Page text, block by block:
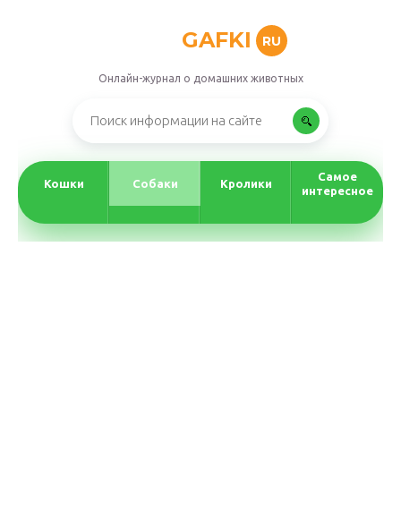
GAFKI RU
Онлайн-журнал о домашних животных
Кошки Собаки Кролики
Самое
интересное